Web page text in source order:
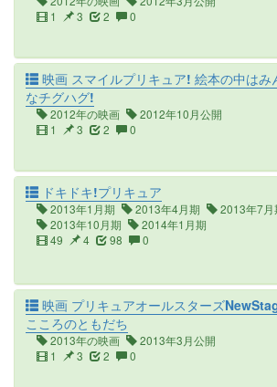
1
3 2 0
映画 スマイルプリキュア! 絵本の中はみ
なチグハグ!
2012年の映画
2012年10月公開
1
3 2 0
ドキドキ!プリキュア
2013年1月期 2013年4月期
2013年7月
2013年10月期
2014年1月期
49
4 98 0
映画 プリキュアオールスターズ
こころのともだち
2013年の映画
2013年3月公開
1
3 2 0